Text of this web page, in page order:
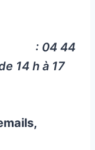
: 04 44
14 h à 17